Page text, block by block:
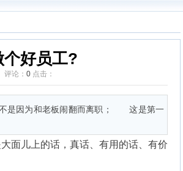
好员工?
评论： 0点击：
是因为和老板闹翻而离职； 这是第一
面儿上的话，真话、有用的话、有价